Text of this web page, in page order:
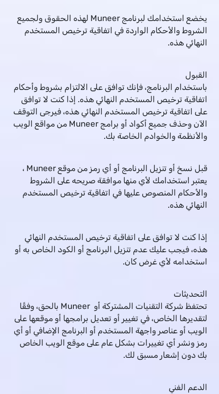
يخضع استخدامك لبرنامج Muneer لهذه الحقوق ولجميع
الشروط والأحكام الواردة في اتفاقية ترخيص المستخدم
النهائي هذه.
القبول
باستخدام البرنامج، فإنك توافق على الالتزام بشروط وأحكام
اتفاقية ترخيص المستخدم النهائي هذه. إذا كنت لا توافق
على اتفاقية ترخيص المستخدم النهائي هذه، فيرجى التوقف
الآن وحذف جميع أكواد أو برامج Muneer من مواقع الويب
والأنظمة والخوادم الخاصة بك.
قبل نسخ أو تنزيل البرنامج أو أي رمز من موقع Muneer ،
يعتبر استخدامك لأي منها موافقة صريحه على الشروط
والأحكام المنصوص عليها في اتفاقية ترخيص المستخدم
النهائي هذه.
إذا كنت لا توافق على اتفاقية ترخيص المستخدم النهائي
هذه، فيجب عليك عدم تنزيل البرنامج أو الكود الخاص به أو
استخدامه لأي غرض كان.
التحديثات
تحتفظ شركة التقنيات المشتركة أو Muneer بالحق، وفقًا
لتقديرها الخاص، في تغيير أو تعديل برامجها أو موقعها على
الويب أو عناصر واجهة المستخدم أو البرنامج الإضافي أو أي
رمز ونشر أي تغييرات بشكل عام على موقع الويب الخاص
بك دون إشعار مسبق لك.
الدعم الفني